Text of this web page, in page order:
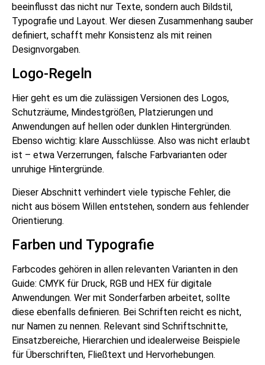
beeinflusst das nicht nur Texte, sondern auch Bildstil,
Typografie und Layout. Wer diesen Zusammenhang sauber
definiert, schafft mehr Konsistenz als mit reinen
Designvorgaben.
Logo-Regeln
Hier geht es um die zulässigen Versionen des Logos,
Schutzräume, Mindestgrößen, Platzierungen und
Anwendungen auf hellen oder dunklen Hintergründen.
Ebenso wichtig: klare Ausschlüsse. Also was nicht erlaubt
ist – etwa Verzerrungen, falsche Farbvarianten oder
unruhige Hintergründe.
Dieser Abschnitt verhindert viele typische Fehler, die
nicht aus bösem Willen entstehen, sondern aus fehlender
Orientierung.
Farben und Typografie
Farbcodes gehören in allen relevanten Varianten in den
Guide: CMYK für Druck, RGB und HEX für digitale
Anwendungen. Wer mit Sonderfarben arbeitet, sollte
diese ebenfalls definieren. Bei Schriften reicht es nicht,
nur Namen zu nennen. Relevant sind Schriftschnitte,
Einsatzbereiche, Hierarchien und idealerweise Beispiele
für Überschriften, Fließtext und Hervorhebungen.